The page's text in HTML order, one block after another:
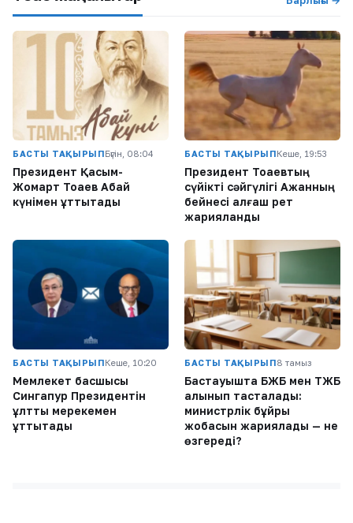
БАСТЫ ТАҚЫРЫПБүгін, 08:04
Президент Қасым-
Жомарт Тоқаев Абай
күнімен құттықтады
БАСТЫ ТАҚЫРЫПКеше, 19:53
Президент Тоқаевтың
сүйікті сәйгүлігі Ақжанның
бейнесі алғаш рет
жарияланды
БАСТЫ ТАҚЫРЫПКеше, 10:20
Мемлекет басшысы
Сингапур Президентін
ұлттық мерекемен
құттықтады
БАСТЫ ТАҚЫРЫП8 тамыз
Бастауышта БЖБ мен ТЖБ
алынып тасталады:
министрлік бұйрық
жобасын жариялады — не
өзгереді?